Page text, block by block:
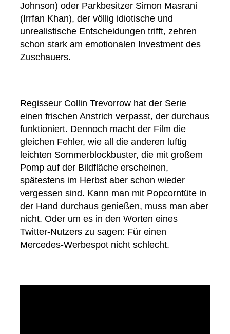
Johnson) oder Parkbesitzer Simon Masrani
(Irrfan Khan), der völlig idiotische und
unrealistische Entscheidungen trifft, zehren
schon stark am emotionalen Investment des
Zuschauers.
Regisseur Collin Trevorrow hat der Serie
einen frischen Anstrich verpasst, der durchaus
funktioniert. Dennoch macht der Film die
gleichen Fehler, wie all die anderen luftig
leichten Sommerblockbuster, die mit großem
Pomp auf der Bildfläche erscheinen,
spätestens im Herbst aber schon wieder
vergessen sind. Kann man mit Popcorntüte in
der Hand durchaus genießen, muss man aber
nicht. Oder um es in den Worten eines
Twitter-Nutzers zu sagen: Für einen
Mercedes-Werbespot nicht schlecht.